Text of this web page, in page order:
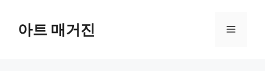
아트 매거진 메